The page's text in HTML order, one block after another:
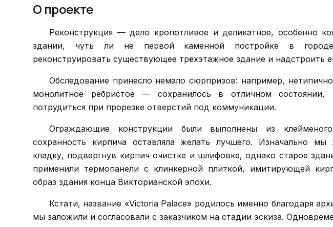
О проекте
Реконструкция — дело кропотливое и деликатное, особенно
здании, чуть ли не первой каменной постройке в городе.
реконструировать существующее трёхэтажное здание и надстроить
Обследование принесло немало сюрпризов: например,
монолитное ребристое — сохранилось в отличном состоянии,
потрудиться при прорезке отверстий под коммуникации.
Ограждающие конструкции были выполнены из
сохранность кирпича оставляла желать лучшего. Изначально мы
кладку, подвергнув кирпич очистке и шлифовке, однако старое
применили термопанели с клинкерной плиткой, имитирующей
образ здания конца Викторианской эпохи.
Кстати, название «Victoria Palace» родилось именно благодаря
мы заложили и согласовали с заказчиком на стадии эскиза.